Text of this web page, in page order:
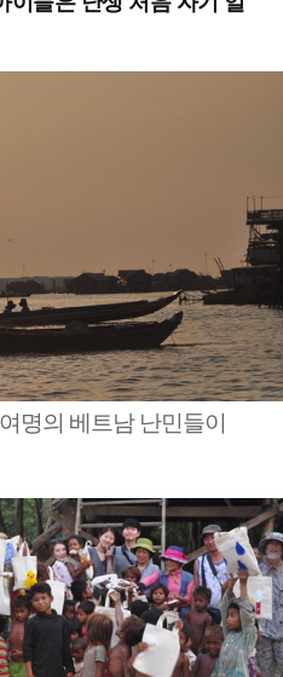
명의 베트남 난민들이